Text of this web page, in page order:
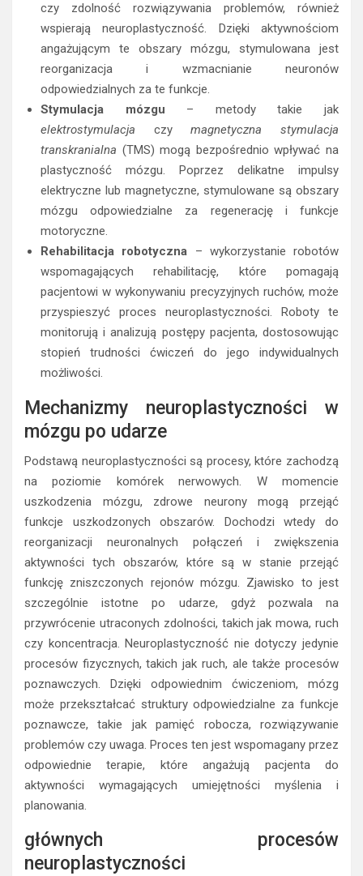
czy zdolność rozwiązywania problemów, również
wspierają neuroplastyczność. Dzięki aktywnościom
angażującym te obszary mózgu, stymulowana jest
reorganizacja i wzmacnianie neuronów
odpowiedzialnych za te funkcje.
Stymulacja mózgu – metody takie jak
elektrostymulacja czymagnetyczna stymulacja
transkranialna (TMS) mogą bezpośrednio wpływać na
plastyczność mózgu. Poprzez delikatne impulsy
elektryczne lub magnetyczne, stymulowane są obszary
mózgu odpowiedzialne za regenerację i funkcje
motoryczne.
Rehabilitacja robotyczna – wykorzystanie robotów
wspomagających rehabilitację, które pomagają
pacjentowi w wykonywaniu precyzyjnych ruchów, może
przyspieszyć proces neuroplastyczności. Roboty te
monitorują i analizują postępy pacjenta, dostosowując
stopień trudności ćwiczeń do jego indywidualnych
możliwości.
Mechanizmy neuroplastyczności w
mózgu po udarze
Podstawą neuroplastyczności są procesy, które zachodzą
na poziomie komórek nerwowych. W momencie
uszkodzenia mózgu, zdrowe neurony mogą przejąć
funkcje uszkodzonych obszarów. Dochodzi wtedy do
reorganizacji neuronalnych połączeń i zwiększenia
aktywności tych obszarów, które są w stanie przejąć
funkcję zniszczonych rejonów mózgu. Zjawisko to jest
szczególnie istotne po udarze, gdyż pozwala na
przywrócenie utraconych zdolności, takich jak mowa, ruch
czy koncentracja. Neuroplastyczność nie dotyczy jedynie
procesów fizycznych, takich jak ruch, ale także procesów
poznawczych. Dzięki odpowiednim ćwiczeniom, mózg
może przekształcać struktury odpowiedzialne za funkcje
poznawcze, takie jak pamięć robocza, rozwiązywanie
problemów czy uwaga. Proces ten jest wspomagany przez
odpowiednie terapie, które angażują pacjenta do
aktywności wymagających umiejętności myślenia i
planowania.
głównych procesów
neuroplastyczności